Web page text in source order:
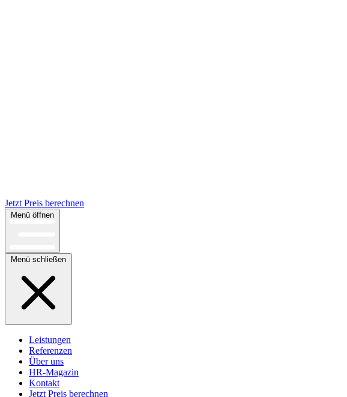
Jetzt Preis berechnen
Menü öffnen
Menü schließen
Leistungen
Referenzen
Über uns
HR-Magazin
Kontakt
Jetzt Preis berechnen